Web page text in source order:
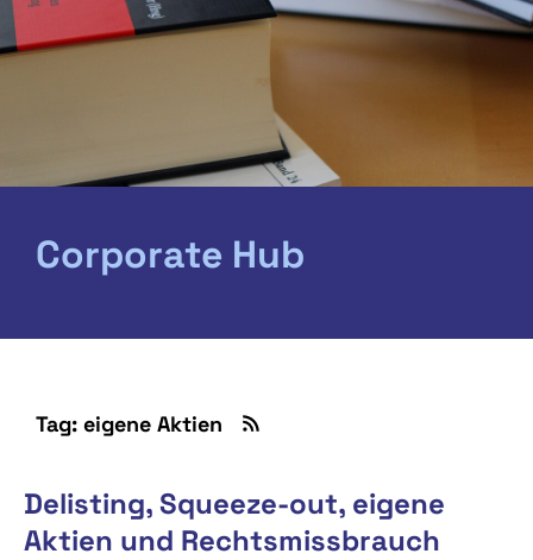
Corporate Hub
Tag: eigene Aktien
Delisting, Squeeze-out, eigene
Aktien und Rechtsmissbrauch